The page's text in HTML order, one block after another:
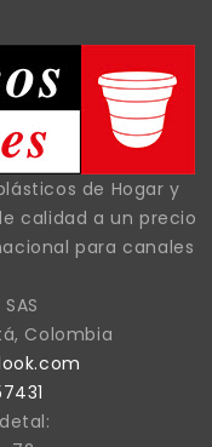
de Hogar y
calidad a un precio
para canales
Colombia